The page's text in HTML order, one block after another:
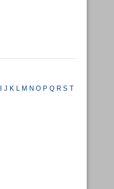
i j k l m no p q rs t